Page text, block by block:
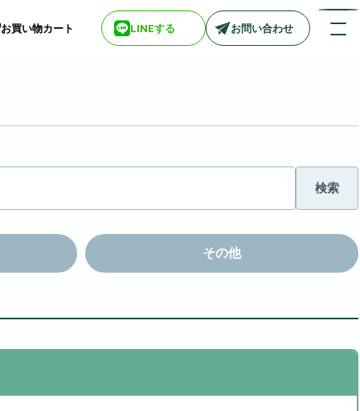
お買い物カート LINEする お問い合わせ
店舗情報一覧
> biotop 阪神尼崎店
> biotop 南船場店
> biotop 広島店
検索
その他